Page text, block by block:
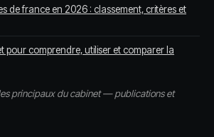
de france en 2026 : classement, critères et
pour comprendre, utiliser et comparer la
principaux du cabinet — publications et